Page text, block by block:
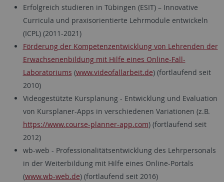
Erfolgreich studieren in Tübingen (ESIT) – Innovative
Curricula und praxisorientierte Lehrmodule entwickeln
(ICPL) (2011-2021)
Förderung der Kompetenzentwicklung von Lehrenden der
Erwachsenenbildung mit Hilfe eines Online-Fall-
Laboratoriums (www.videofallarbeit.de) (fortlaufend seit
2010)
Videogestützte Kursplanung - Entwicklung und Evaluation
von Kursplaner-Apps in verschiedenen Variationen (z.B.
https://www.course-planner-app.com) (fortlaufend seit
2012)
wb-web - Professionalitätsentwicklung des Lehrpersonals
in der Weiterbildung mit Hilfe eines Online-Portals
(www.wb-web.de) (fortlaufend seit 2016)